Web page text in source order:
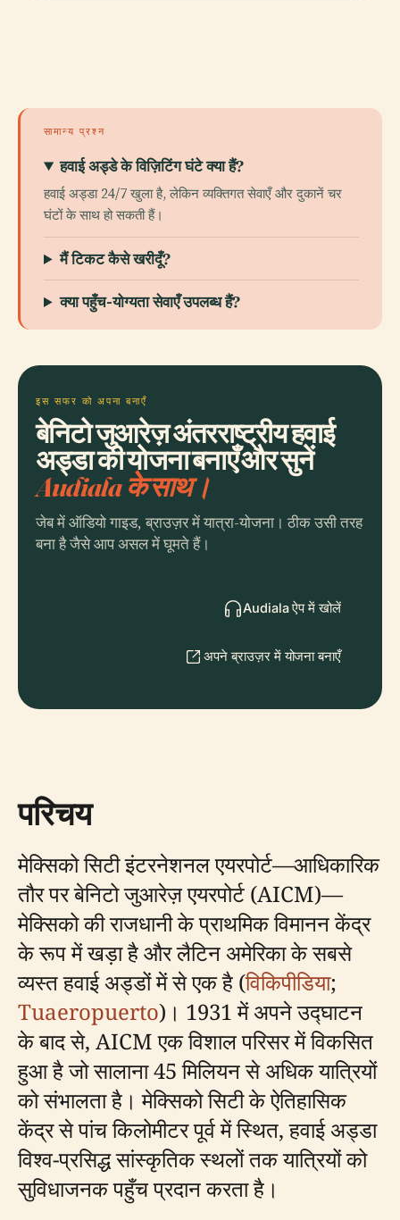
सामान्य प्रश्न
हवाई अड्डे के विज़िटिंग घंटे क्या हैं?
हवाई अड्डा 24/7 खुला है, लेकिन व्यक्तिगत सेवाएँ और दुकानें चर
घंटों के साथ हो सकती हैं।
मैं टिकट कैसे खरीदूँ?
क्या पहुँच-योग्यता सेवाएँ उपलब्ध हैं?
इस सफर को अपना बनाएँ
बेनिटो जुआरेज़ अंतरराष्ट्रीय हवाई
अड्डा की योजना बनाएँ और सुनें
Audiala के साथ।
जेब में ऑडियो गाइड, ब्राउज़र में यात्रा-योजना। ठीक उसी तरह
बना है जैसे आप असल में घूमते हैं।
Audiala ऐप में खोलें
अपने ब्राउज़र में योजना बनाएँ
परिचय
मेक्सिको सिटी इंटरनेशनल एयरपोर्ट—आधिकारिक
तौर पर बेनिटो जुआरेज़ एयरपोर्ट (AICM)—
मेक्सिको की राजधानी के प्राथमिक विमानन केंद्र
के रूप में खड़ा है और लैटिन अमेरिका के सबसे
व्यस्त हवाई अड्डों में से एक है (विकिपीडिया;
Tuaeropuerto)। 1931 में अपने उद्घाटन
के बाद से, AICM एक विशाल परिसर में विकसित
हुआ है जो सालाना 45 मिलियन से अधिक यात्रियों
को संभालता है। मेक्सिको सिटी के ऐतिहासिक
केंद्र से पांच किलोमीटर पूर्व में स्थित, हवाई अड्डा
विश्व-प्रसिद्ध सांस्कृतिक स्थलों तक यात्रियों को
सुविधाजनक पहुँच प्रदान करता है।